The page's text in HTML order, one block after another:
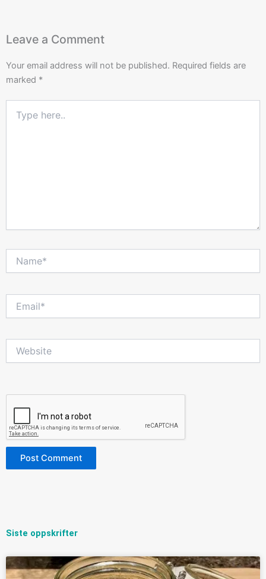
Leave a Comment
Your email address will not be published. Required fields are
marked *
here..
Siste oppskrifter